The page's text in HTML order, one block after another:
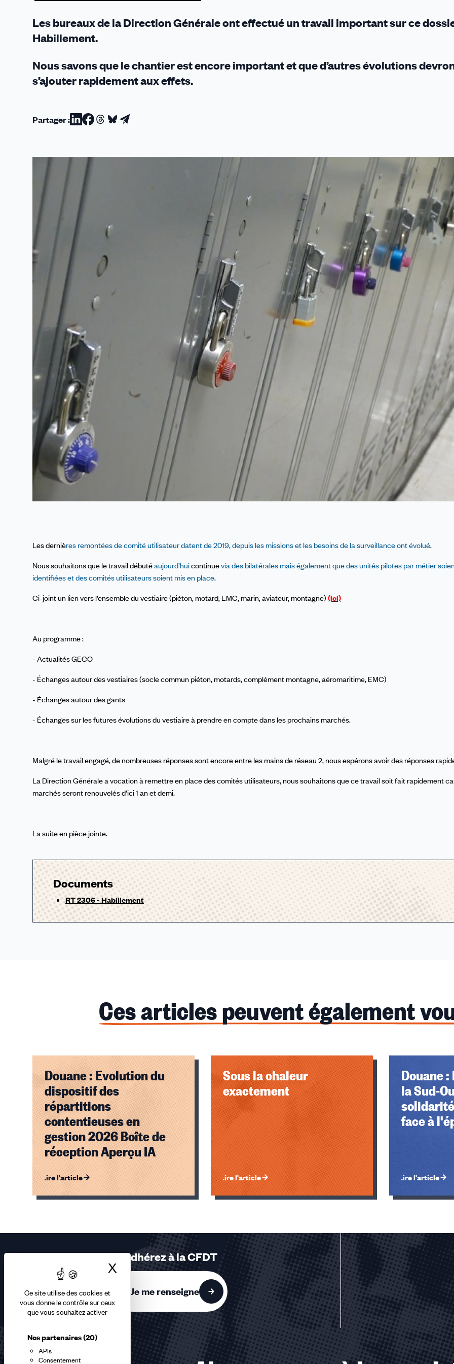
Ce site utilise des cookies et
vous donne le contrôle sur ceux
que vous souhaitez activer
Nos partenaires(20)
APIs
Consentement
X Masquer le bandeau des cookies
Les bureaux de la Direction Générale ont effectué un travail important sur ce
Habillement.
Nous savons que le chantier est encore important et que d’autres évolutions
s’ajouter rapidement aux effets.
Partager :Partager
Linkedin
Partager
Facebook
Partager
Threads
Partager
Bluesky
Partager
email
Les dernières remontées de comité utilisateur datent de 2019, depuis les missions et les besoins de la surveillance ont évolué.
Nous souhaitons que le travail débutéaujourd’huicontinuevia des bilatérales mais également que des unités pilotes par métier
identifiées et des comités utilisateurs soient mis en place.
Ci-joint un lien vers l’ensemble du vestiaire (piéton, motard, EMC, marin, aviateur, montagne) (ici)
Au programme :
- Actualités GECO
- Échanges autour des vestiaires (socle commun piéton, motards, complément montagne, aéromaritime, EMC)
- Échanges autour des gants
- Échanges sur les futures évolutions du vestiaire à prendre en compte dans les prochains marchés.
Malgré le travail engagé, de nombreuses réponses sont encore entre les mains de réseau 2, nous espérons avoir des réponses
La Direction Générale a vocation à remettre en place des comités utilisateurs, nous souhaitons que ce travail soit fait rapidement
marchés seront renouvelés d’ici 1 an et demi.
La suite en pièce jointe.
Documents
RT 2306 - Habillement
Ces articles peuvent également
Douane : Evolution du
dispositif des
répartitions
contentieuses en
gestion 2026 Boîte de
réception Aperçu IA
Lire l'article
Sous la chaleur
exactement
Lire l'article
Douane
la Sud-
face à
Lire l'article
Éléments
accessibles
Adhérez à la CFDT
Je me renseigne